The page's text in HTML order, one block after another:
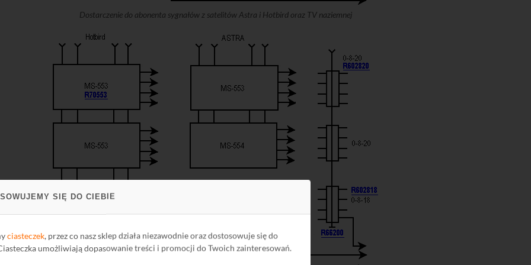
SIĘ DO CIEBIE
ciasteczek, przez co nasz sklep działa niezawodnie oraz dostosowuje się do
umożliwiają dopasowanie treści i promocji do Twoich zainteresowań.
Dostarczenie do abonenta sygnałów z satelitów Astra i Hotbird oraz TV naziemnej